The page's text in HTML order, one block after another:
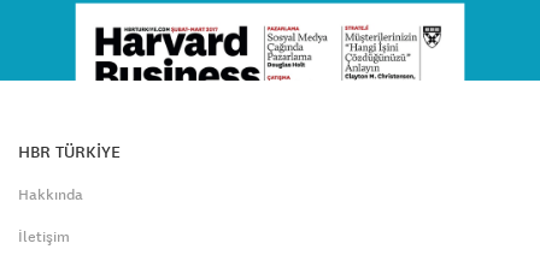
HBR TÜRKİYE
Hakkında
İletişim